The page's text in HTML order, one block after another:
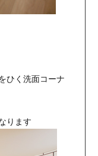
ひく洗面コーナ
ります